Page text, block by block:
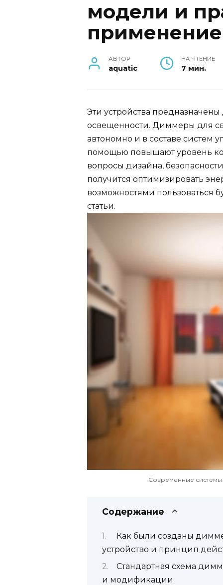
модели и
применение
АВТОР
aquatic
НА ЧТЕНИЕ
7 мин.
Эти устройства
освещенности. Диммеры для
автономно и в составе систем
помощью повышают уровень
вопросы дизайна,
получится оптимизировать
возможностями пользоваться
статьи.
Современные
Содержание
Как были созданы
устройство и принцип
Стандартная схема
и модификации